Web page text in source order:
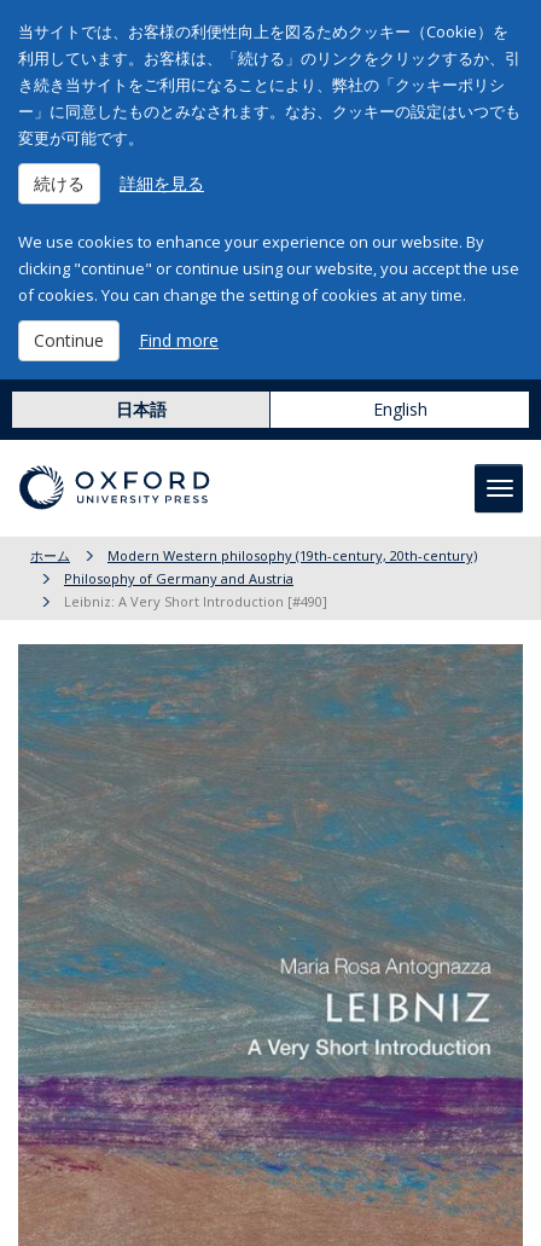
当サイトでは、お客様の利便性向上を図るためクッキー（Cookie）を
利用しています。お客様は、「続ける」のリンクをクリックするか、引
き続き当サイトをご利用になることにより、弊社の「クッキーポリシ
ー」に同意したものとみなされます。なお、クッキーの設定はいつでも
変更が可能です。
続ける 詳細を見る
We use cookies to enhance your experience on our website. By
clicking "continue" or continue using our website, you accept the use
of cookies. You can change the setting of cookies at any time.
Continue Find more
日本語 English
ホーム
Modern Western philosophy (19th-century, 20th-century)
Philosophy of Germany and Austria
Leibniz: A Very Short Introduction [#490]